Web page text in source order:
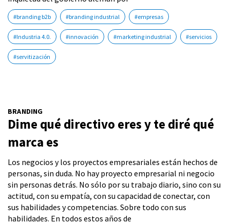
#branding b2b #branding industrial #empresas
#Industria 4.0. #innovación #marketing industrial #servicios
#servitización
BRANDING
Dime qué directivo eres y te diré qué
marca es
Los negocios y los proyectos empresariales están hechos de
personas, sin duda. No hay proyecto empresarial ni negocio
sin personas detrás. No sólo por su trabajo diario, sino con su
actitud, con su empatía, con su capacidad de conectar, con
sus habilidades y competencias. Sobre todo con sus
habilidades. En todos estos años de